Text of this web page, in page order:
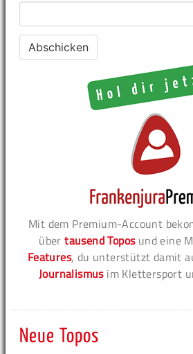
Mit dem Premium-Account
übertausend Toposund eine
Features, du unterstützt damit
Journalismusim Klettersport
Neue Topos